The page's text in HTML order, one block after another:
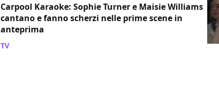
Carpool Karaoke: Sophie Turner e Maisie Williams
cantano e fanno scherzi nelle prime scene in
anteprima
TV